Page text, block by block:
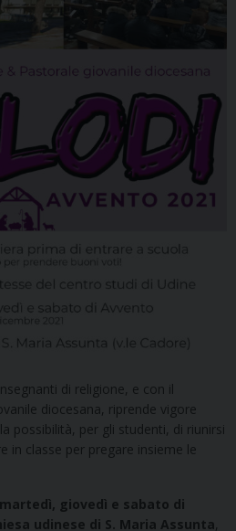
di religione, e con il
diocesana, riprende vigore
possibilità, per gli studenti, di riunirsi
in classe per pregare insieme le
giovedì e sabato di
udinese di S. Maria Assunta